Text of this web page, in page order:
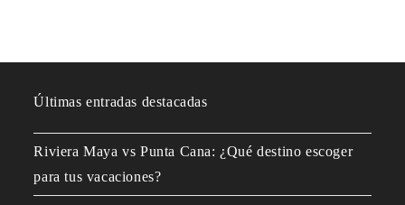
Últimas entradas destacadas
Riviera Maya vs Punta Cana: ¿Qué destino escoger
para tus vacaciones?